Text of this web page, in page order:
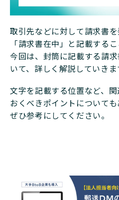
取引先などに対して請求書
「請求書在中」と記載する
今回は、封筒に記載する請
いて、詳しく解説していきま
文字を記載する位置など、
おくべきポイントについても
ぜひ参考にしてください。